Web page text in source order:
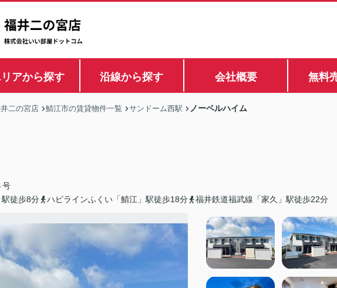
アから探す 沿線から探す 会社概要 無料
二の宮店 鯖江市の賃貸物件一覧 サンドーム西駅 ノーベルハイム
号
徒歩8分
ハピラインふくい「鯖江」駅徒歩18分 福井鉄道福武線「家久」駅徒歩22分